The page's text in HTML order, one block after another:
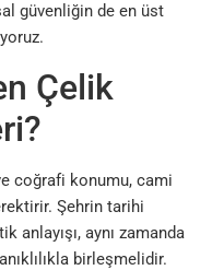
güvenliğin de en üst
Çelik
coğrafi konumu, cami
Şehrin tarihi
anlayışı, aynı zamanda
birleşmelidir.